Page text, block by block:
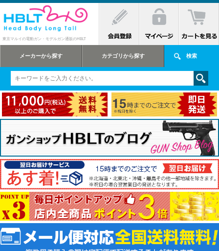
東京マルイの電動ガン・モデルガン通販のHBLT
メーカーから探す カテゴリから探す 検索